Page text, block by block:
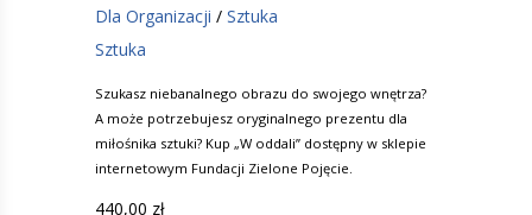
Dla Organizacji / Sztuka
Sztuka
Szukasz niebanalnego obrazu do swojego wnętrza?
A może potrzebujesz oryginalnego prezentu dla
miłośnika sztuki? Kup „W oddali” dostępny w sklepie
internetowym Fundacji Zielone Pojęcie.
440,00 zł